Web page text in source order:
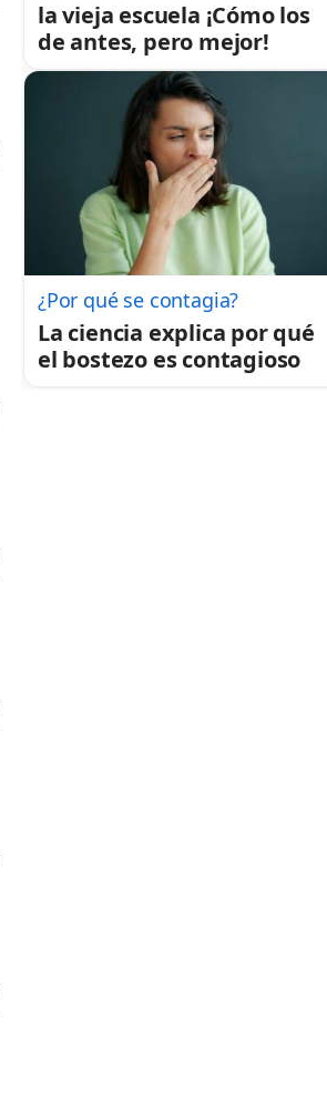
la vieja escuela ¡Cómo los
de antes, pero mejor!
¿Por qué se contagia?
La ciencia explica por qué
el bostezo es contagioso